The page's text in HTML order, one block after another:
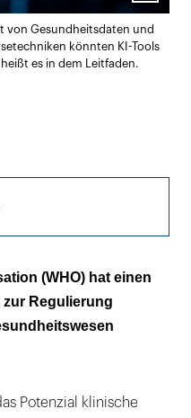
Lightbox
öffnen
von Gesundheitsdaten und
könnten KI-Tools
es in dem Leitfaden.
WHO die Qualität
(WHO) hat einen
Regulierung
Potenzial klinische